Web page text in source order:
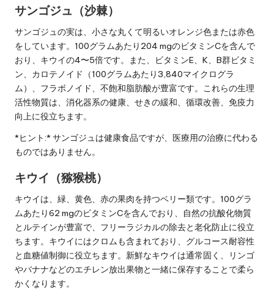
サンゴジュ（沙棘）
サンゴジュの実は、小さな丸くて明るいオレンジ色または赤色
をしています。100グラムあたり204 mgのビタミンCを含んで
おり、キウイの4〜5倍です。また、ビタミンE、K、B群ビタミ
ン、カロテノイド（100グラムあたり3,840マイクログラ
ム）、フラボノイド、不飽和脂肪酸が豊富です。これらの生理
活性物質は、消化器系の健康、せきの緩和、循環改善、免疫力
向上に役立ちます。
*ヒント:* サンゴジュは健康食品ですが、医療用の治療に代わる
ものではありません。
キウイ（猕猴桃）
キウイは、緑、黄色、赤の果肉を持つベリー類です。100グラ
ムあたり62 mgのビタミンCを含んでおり、自然の抗酸化物質
とルテインが豊富で、フリーラジカルの除去と老化防止に役立
ちます。キウイにはクロムも含まれており、グルコース耐容性
と血糖値制御に役立ちます。新鮮なキウイは通常固く、リンゴ
やバナナなどのエチレン放出果物と一緒に保存することで柔ら
かくなります。